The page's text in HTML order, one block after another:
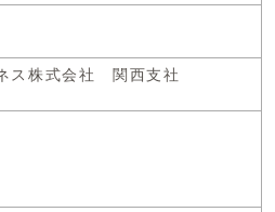
ス株式会社 関西支社